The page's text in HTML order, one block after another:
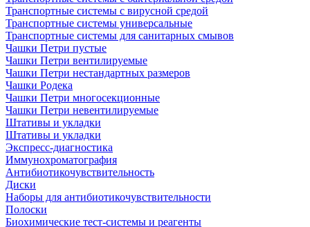
Транспортные системы с вирусной средой
Транспортные системы универсальные
Транспортные системы для санитарных смывов
Чашки Петри пустые
Чашки Петри вентилируемые
Чашки Петри нестандартных размеров
Чашки Родека
Чашки Петри многосекционные
Чашки Петри невентилируемые
Штативы и укладки
Штативы и укладки
Экспресс-диагностика
Иммунохроматография
Антибиотикочувствительность
Диски
Наборы для антибиотикочувствительности
Полоски
Биохимические тест-системы и реагенты